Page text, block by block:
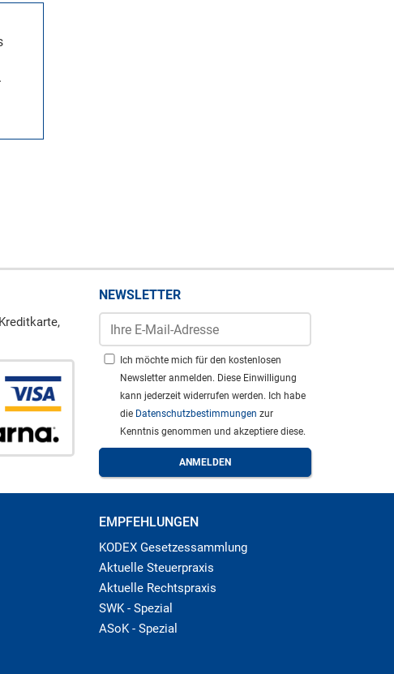
NEWSLETTER
Ich möchte mich für den kostenlosen
Newsletter anmelden. Diese Einwilligung
kann jederzeit widerrufen werden. Ich habe
die Datenschutzbestimmungen zur
Kenntnis genommen und akzeptiere diese.
EMPFEHLUNGEN
KODEX Gesetzessammlung
Aktuelle Steuerpraxis
Aktuelle Rechtspraxis
SWK - Spezial
ASoK - Spezial